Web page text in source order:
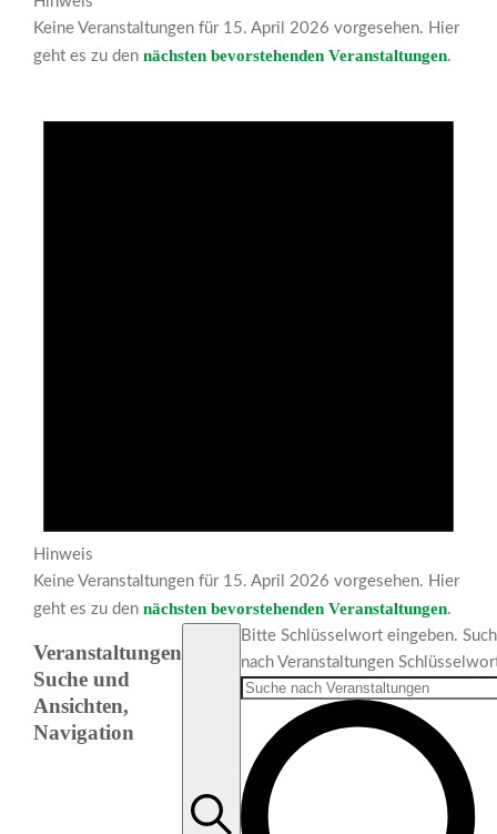
Keine Veranstaltungen für 15. April 2026 vorgesehen. Hier
geht es zu den nächsten bevorstehenden Veranstaltungen.
Hinweis
Keine Veranstaltungen für 15. April 2026 vorgesehen. Hier
geht es zu den nächsten bevorstehenden Veranstaltungen.
Veranstaltungen
Suche und
Ansichten,
Navigation
Bitte Schlüsselwort eingeben.
nach Veranstaltungen